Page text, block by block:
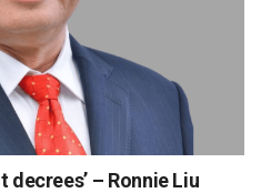
– Ronnie Liu